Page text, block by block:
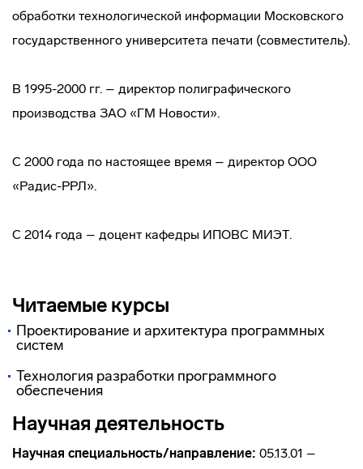
обработки технологической информации Московского
государственного университета печати (совместитель).
В 1995-2000 гг. – директор полиграфического
производства ЗАО «ГМ Новости».
С 2000 года по настоящее время – директор ООО
«Радис-РРЛ».
С 2014 года – доцент кафедры ИПОВС МИЭТ.
Читаемые курсы
Проектирование и архитектура программных
систем
Технология разработки программного
обеспечения
Научная деятельность
Научная специальность/направление: 05.13.01 –